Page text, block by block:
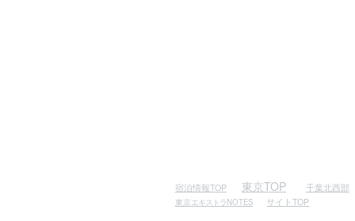
宿泊情報TOP 東京TOP 千葉北西部
東京エキストラNOTES サイトTOP